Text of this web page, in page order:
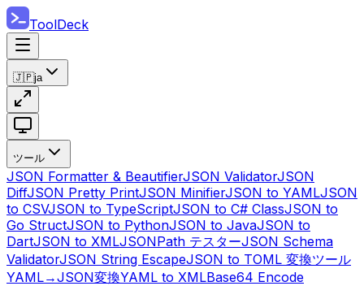
ToolDeck
🇯🇵ja
ツール
JSON Formatter & BeautifierJSON ValidatorJSON
DiffJSON Pretty PrintJSON MinifierJSON to YAMLJSON
to CSVJSON to TypeScriptJSON to C# ClassJSON to
Go StructJSON to PythonJSON to JavaJSON to
DartJSON to XMLJSONPath テスターJSON Schema
ValidatorJSON String EscapeJSON to TOML 変換ツール
YAML→JSON変換YAML to XMLBase64 Encode